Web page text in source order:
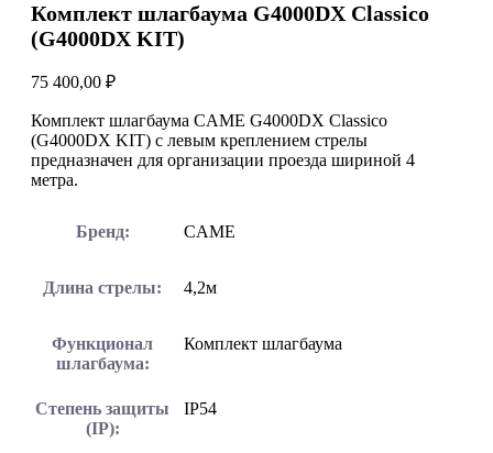
Комплект шлагбаума G4000DX Classico
(G4000DX KIT)
75 400,00 ₽
Комплект шлагбаума CAME G4000DX Classico
(G4000DX KIT) с левым креплением стрелы
предназначен для организации проезда шириной 4
метра.
Бренд: CAME
Длина стрелы: 4,2м
Функционал
шлагбаума:
Комплект шлагбаума
Степень защиты
(IP):
IP54